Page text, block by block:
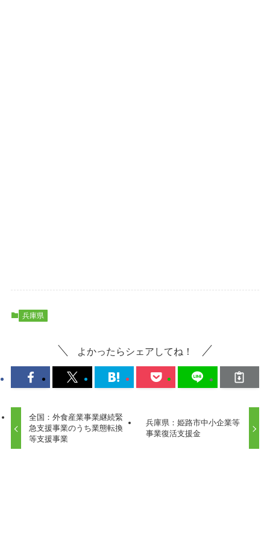
兵庫県
よかったらシェアしてね！
全国：外食産業事業継続緊
急支援事業のうち業態転換
等支援事業
兵庫県：姫路市中小企業等
事業復活支援金